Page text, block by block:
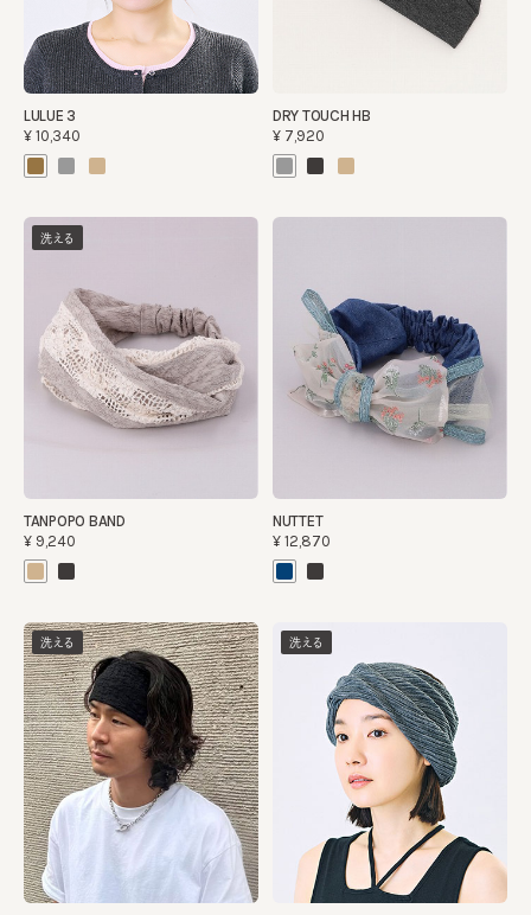
LULUE 3
¥10,340
DRY TOUCH HB
¥7,920
洗える
TANPOPO BAND
¥9,240
NUTTET
¥12,870
洗える 洗える